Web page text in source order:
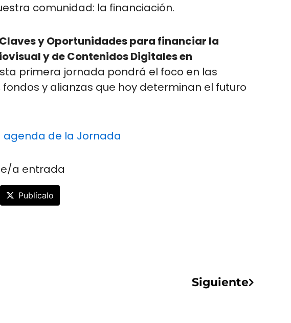
comunidad: la financiación.
y Oportunidades para financiar la
y de Contenidos Digitales en
primera jornada pondrá el foco en las
y alianzas que hoy determinan el futuro
agenda de la Jornada
a entrada
Publícalo
SiguienteSiguiente